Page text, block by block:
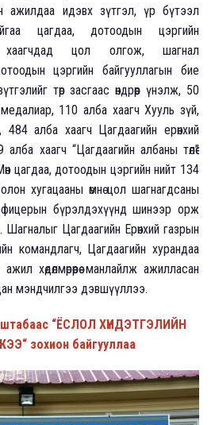
ажилдаа идэвх зүтгэл, үр бүтээл
цагдаа, дотоодын цэргийн
хаагчдад цол олгож, шагнал
цэргийн байгууллагын бие
төр засгаас өндрөөр үнэлж, 50
110 алба хаагч Хууль зүй,
алба хаагч Цагдаагийн ерөнхий
хаагч “Цагдаагийн албаны төлөө”
цагдаа, дотоодын цэргийн нийт 134
хугацааны өмнө цол шагнагдсаны
бүрэлдэхүүнд шинээр орж
Шагналыг Цагдаагийн Ерөнхий газрын
командлагч, Цагдаагийн хурандаа
хөдөлмөрөөрөө манлайлж ажилласан
мэндчилгээ дэвшүүллээ.
“ЁСЛОЛ ХҮНДЭТГЭЛИЙН
зохион байгууллаа